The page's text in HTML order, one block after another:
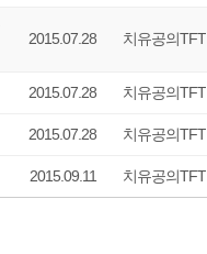
2015.07.28 치유공의TFT
2015.07.28 치유공의TFT
2015.07.28 치유공의TFT
2015.09.11 치유공의TFT